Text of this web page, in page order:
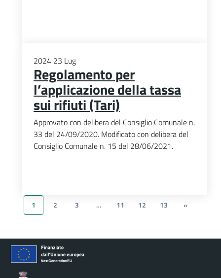
2024 23 Lug
Regolamento per
l’applicazione della tassa
sui rifiuti (Tari)
Approvato con delibera del Consiglio Comunale n.
33 del 24/09/2020. Modificato con delibera del
Consiglio Comunale n. 15 del 28/06/2021.
1 2 3 … 11 12 13 »